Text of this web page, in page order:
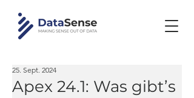
Apex 24.1: Was gibt’s
25. Sept. 2024